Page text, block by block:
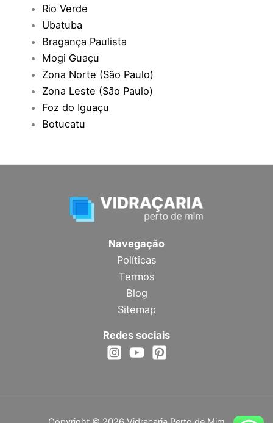
Rio Verde
Ubatuba
Bragança Paulista
Mogi Guaçu
Zona Norte (São Paulo)
Zona Leste (São Paulo)
Foz do Iguaçu
Botucatu
Navegação
Políticas
Termos
Blog
Sitemap
Redes sociais